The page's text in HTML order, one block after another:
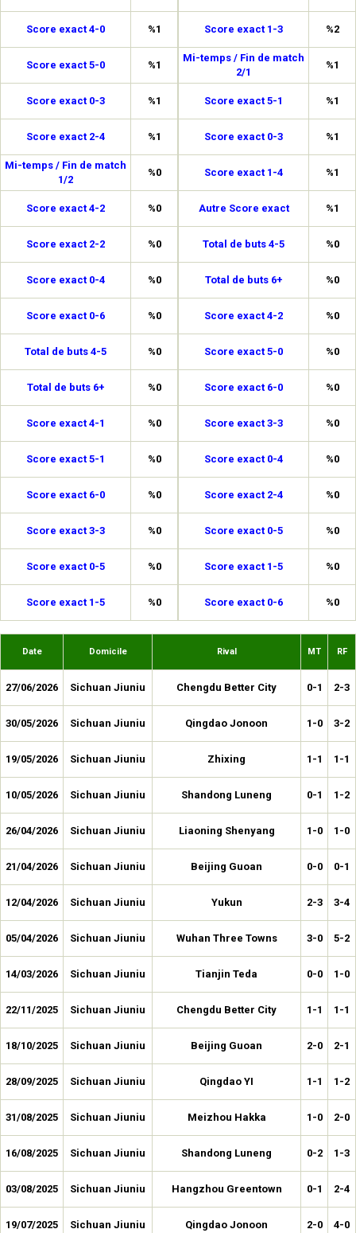
Score exact 4-0 %1
Score exact 5-0 %1
Score exact 0-3 %1
Score exact 2-4 %1
Mi-temps / Fin de match
1/2
%0
Score exact 4-2 %0
Score exact 2-2 %0
Score exact 0-4 %0
Score exact 0-6 %0
Total de buts 4-5 %0
Total de buts 6+ %0
Score exact 4-1 %0
Score exact 5-1 %0
Score exact 6-0 %0
Score exact 3-3 %0
Score exact 0-5 %0
Score exact 1-5 %0
Score exact 1-3 %2
Mi-temps / Fin de match
2/1
%1
Score exact 5-1 %1
Score exact 0-3 %1
Score exact 1-4 %1
Autre Score exact %1
Total de buts 4-5 %0
Total de buts 6+ %0
Score exact 4-2 %0
Score exact 5-0 %0
Score exact 6-0 %0
Score exact 3-3 %0
Score exact 0-4 %0
Score exact 2-4 %0
Score exact 0-5 %0
Score exact 1-5 %0
Score exact 0-6 %0
Date Domicile Rival MT RF
27/06/2026 Sichuan Jiuniu Chengdu Better City 0-1 2-3
30/05/2026 Sichuan Jiuniu Qingdao Jonoon 1-0 3-2
19/05/2026 Sichuan Jiuniu Zhixing 1-1 1-1
10/05/2026 Sichuan Jiuniu Shandong Luneng 0-1 1-2
26/04/2026 Sichuan Jiuniu Liaoning Shenyang 1-0 1-0
21/04/2026 Sichuan Jiuniu Beijing Guoan 0-0 0-1
12/04/2026 Sichuan Jiuniu Yukun 2-3 3-4
05/04/2026 Sichuan Jiuniu Wuhan Three Towns 3-0 5-2
14/03/2026 Sichuan Jiuniu Tianjin Teda 0-0 1-0
22/11/2025 Sichuan Jiuniu Chengdu Better City 1-1 1-1
18/10/2025 Sichuan Jiuniu Beijing Guoan 2-0 2-1
28/09/2025 Sichuan Jiuniu Qingdao YI 1-1 1-2
31/08/2025 Sichuan Jiuniu Meizhou Hakka 1-0 2-0
16/08/2025 Sichuan Jiuniu Shandong Luneng 0-2 1-3
03/08/2025 Sichuan Jiuniu Hangzhou Greentown 0-1 2-4
19/07/2025 Sichuan Jiuniu Qingdao Jonoon 2-0 4-0